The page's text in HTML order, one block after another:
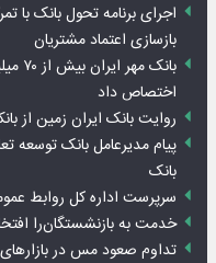
اجرای برنامه تحول بانک با
بازسازی اعتماد مشتریان
اختصاص داد
روایت بانک ایران زمین از
بانک
سرپرست اداره کل روابط
خدمت به بازنشستگان‌را